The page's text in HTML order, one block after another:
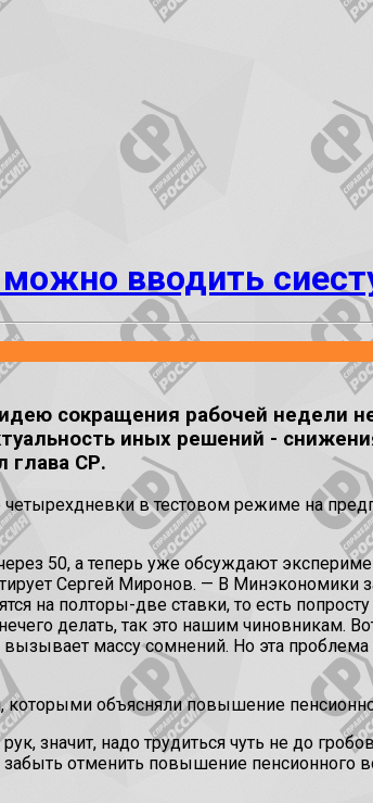
вводить
сокращения рабочей недели
иных решений -
глава СР.
в тестовом режиме на
50, а теперь уже обсуждают
Сергей Миронов. — В Минэкономики
на полторы-две ставки, то есть
делать, так это нашим чиновникам.
массу сомнений. Но эта
объясняли повышение
надо трудиться чуть не до
отменить повышение пенсионного